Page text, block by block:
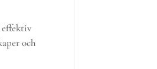
och